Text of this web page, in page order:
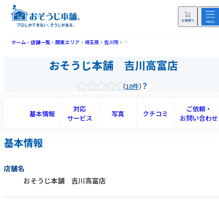
ホーム 店舗一覧 関東エリア 埼玉県 吉川市 おそうじ本舗 吉川高富店(ヨシカワタカ
おそうじ本舗 吉川高富店
10件
基本情報
対応
サービス
写真 クチコミ
ご依頼・
お問い合わせ
基本情報
店舗名
おそうじ本舗 吉川高富店